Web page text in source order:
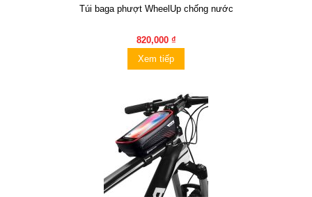
Túi baga phượt WheelUp chống nước
820,000 ₫
Xem tiếp